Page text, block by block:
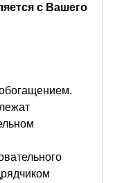
с Вашего